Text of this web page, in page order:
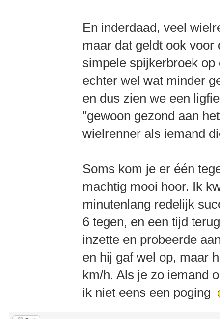
En inderdaad, veel
maar dat geldt ook
simpele spijkerbroek
echter wel wat minder
en dus zien we een
"gewoon gezond aan
wielrenner als iemand
Soms kom je er één
machtig mooi hoor. Ik
minutenlang redelijk
6 tegen, en een tijd
inzette en probeerde
en hij gaf wel op, maar
km/h. Als je zo iemand
ik niet eens een poging